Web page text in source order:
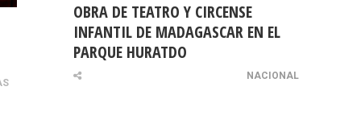
OBRA DE TEATRO Y CIRCENSE
INFANTIL DE MADAGASCAR EN EL
PARQUE HURATDO
NACIONAL